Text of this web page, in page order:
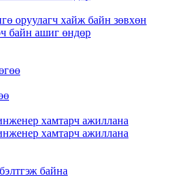
оруулагч хайж байн зөвхөн
байн ашиг өндөр
хамтарч ажиллана
хамтарч ажиллана